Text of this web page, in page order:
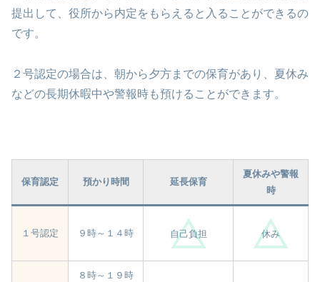
提出して、役所から内定をもらえると入ることができるの
です。
２号認定の場合は、朝から夕方までの保育があり、夏休み
などの長期休暇中や警報時も預けることができます。
保育認定 預かり時間 延長保育
夏休みや警報
時
１号認定 ９時～１４時 自己負担 休み
８時～１９時